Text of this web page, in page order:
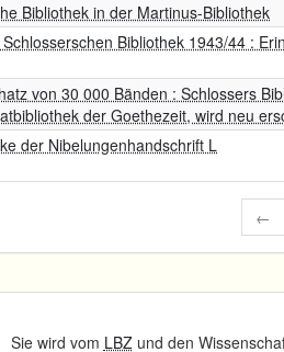
Bibliothek in der Martinus-Bibliothek
Bibliothek 1943/44 :
von 30 000 Bänden : Schlossers
der Goethezeit, wird neu
der Nibelungenhandschrift L
←
Sie wird vom LBZund den